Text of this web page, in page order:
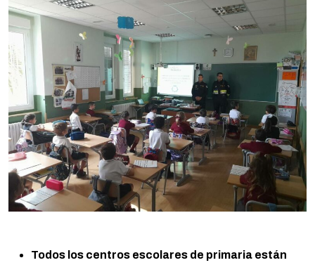
Todos los centros escolares de primaria están